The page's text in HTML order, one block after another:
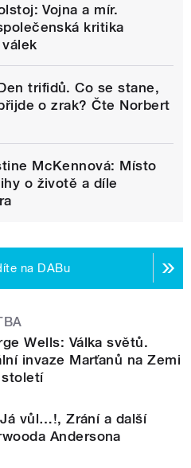
Vojna a mír.
kritika
trifidů. Co se stane,
o zrak? Čte Norbert
McKennová: Místo
o životě a díle
na DABu
Wells: Válka světů.
invaze Marťanů na Zemi
století
vůl…!, Zrání a další
Andersona